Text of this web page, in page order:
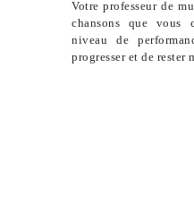
Votre professeur de
chansons que vous
niveau de
progresser et de rester